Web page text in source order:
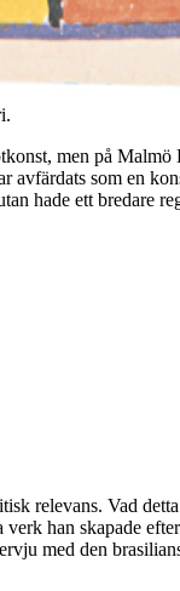
men på
som en
hade ett bredare
relevans. Vad
han skapade
med den